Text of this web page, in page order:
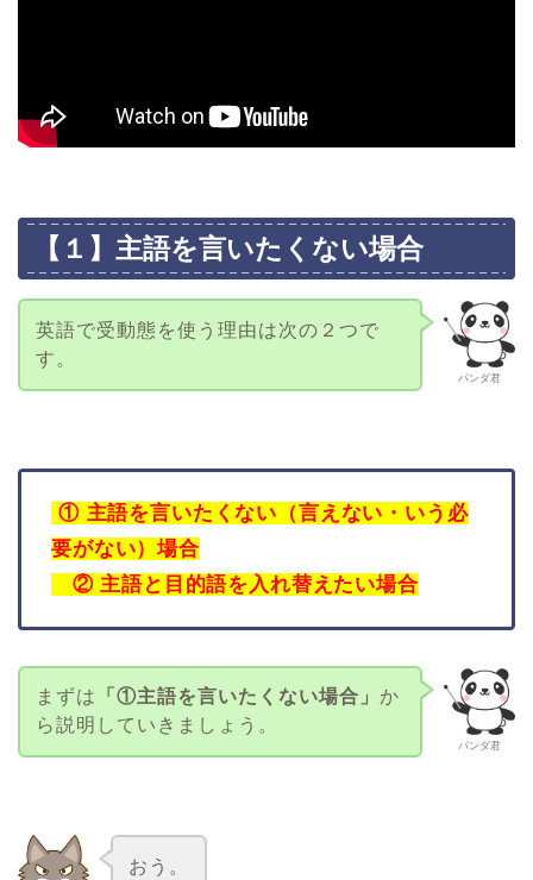
【１】主語を言いたくない場合
パンダ君
英語で受動態を使う理由は次の２つで
す。
① 主語を言いたくない（言えない・いう必
要がない）場合
② 主語と目的語を入れ替えたい場合
パンダ君
まずは 「①主語を言いたくない場合」 か
ら説明していきましょう。
おう。